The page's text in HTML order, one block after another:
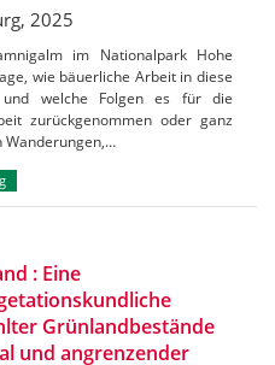
2025
im Nationalpark Hohe
wie bäuerliche Arbeit in diese
und welche Folgen es für die
zurückgenommen oder ganz
Wanderungen,…
: Eine
Grünlandbestände
und angrenzender